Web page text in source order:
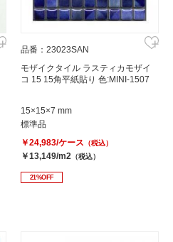
品番：23023SAN
モザイクタイル ラスティカモザイ
コ 15 15角平紙貼り 色:MINI-1507
15×15×7 mm
標準品
￥24,983/ケース （税込）
￥13,149/m2 （税込）
21%OFF